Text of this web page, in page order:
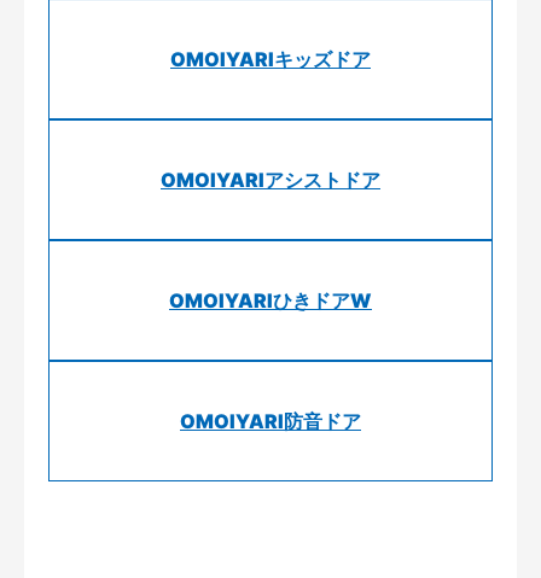
OMOIYARIキッズドア
OMOIYARIアシストドア
OMOIYARIひきドアW
OMOIYARI防音ドア